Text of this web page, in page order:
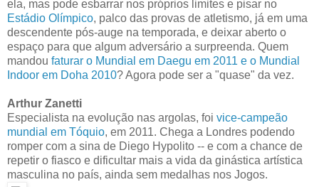
ela, mas pode esbarrar nos próprios limites e pisar no
Estádio Olímpico, palco das provas de atletismo, já em uma
descendente pós-auge na temporada, e deixar aberto o
espaço para que algum adversário a surpreenda. Quem
mandou faturar o Mundial em Daegu em 2011 e o Mundial
Indoor em Doha 2010? Agora pode ser a "quase" da vez.
Arthur Zanetti
Especialista na evolução nas argolas, foi vice-campeão
mundial em Tóquio, em 2011. Chega a Londres podendo
romper com a sina de Diego Hypolito -- e com a chance de
repetir o fiasco e dificultar mais a vida da ginástica artística
masculina no país, ainda sem medalhas nos Jogos.